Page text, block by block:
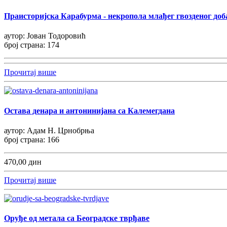
Праисторијска Карабурма - некропола млађег гвозденог
аутор: Јован Тодоровић
број страна: 174
Прочитај више
Остава денара и антонинијана са Калемегдана
аутор: Адам Н. Црнобрња
број страна: 166
470,00 дин
Прочитај више
Оруђе од метала са Београдске тврђаве